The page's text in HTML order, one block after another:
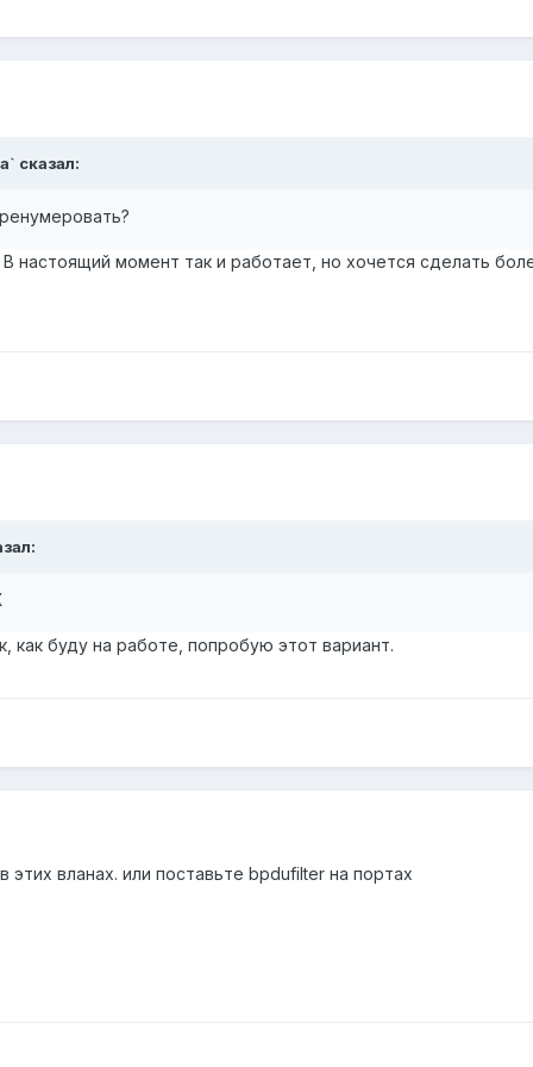
сказал:
настоящий момент так и работает, но хочется сделать
как буду на работе, попробую этот вариант.
вланах. или поставьте bpdufilter на портах